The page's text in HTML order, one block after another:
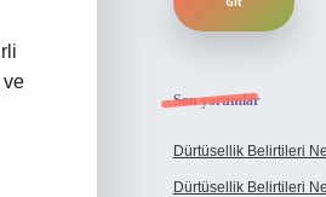
ve
Son yorumlar
Dürtüsellik Belirtileri
Dürtüsellik Belirtileri